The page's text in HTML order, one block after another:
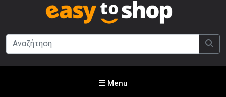
Menu